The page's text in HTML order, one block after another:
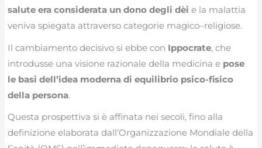
salute era considerata un dono degli dèi e la malattia
veniva spiegata attraverso categorie magico–religiose.
Il cambiamento decisivo si ebbe con Ippocrate, che
introdusse una visione razionale della medicina e pose
le basi dell’idea moderna di equilibrio psico-fisico
della persona.
Questa prospettiva si è affinata nei secoli, fino alla
definizione elaborata dall’Organizzazione Mondiale della